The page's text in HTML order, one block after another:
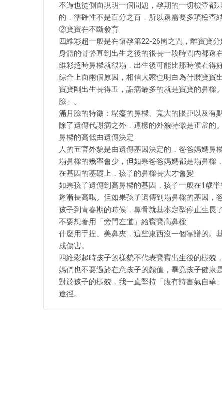
不過也從側面說明一個問題，孕期的一切檢查都
的，準確性不是百分之百，所以還需要多項檢查
②寶寶在不斷發育
四維彩超一般是在懷孕第22-26周之間，離寶寶
身體的骨骼直到出生之後的很長一段時間內都還
維彩超時鼻樑就很塌，出生後可能比那時候看得好
綜合上面兩個原因，相信大家也明白為什麼寶寶
寶寶剛出生長得丑，詬病最多的就是寶寶的鼻樑
臉」。
滿月臉的特徵：塌癟的鼻樑、寬大的眼距以及有
除了遺傳代謝病之外，這樣的外貌特徵是正常的
鼻樑的高低由遺傳決定
人的五官外貌是由遺傳基因決定的，爸爸媽媽
塌鼻樑的幾率會少，但如果爸爸媽媽都是塌鼻樑
在基因的基礎上，孩子的鼻樑長大才會變
如果孩子遺傳到高鼻樑的基因，孩子一般在1歲
逐漸長高哦。但如果孩子遺傳到塌鼻樑的基因，
孩子到青春期的時候，鼻骨就基本定型停止生長了
不要想著用「旁門左道」給寶寶高鼻樑
什麼用手捏、美鼻夾，這些東西沒一個靠譜的。
成傷害。
四維彩超時孩子的樣貌不代表寶寶出生後的樣
媽們也不要過於在意孩子的顏值，畢竟孩子健康
對於孩子的樣貌，我一直堅持「腹有詩書氣自華
途徑。